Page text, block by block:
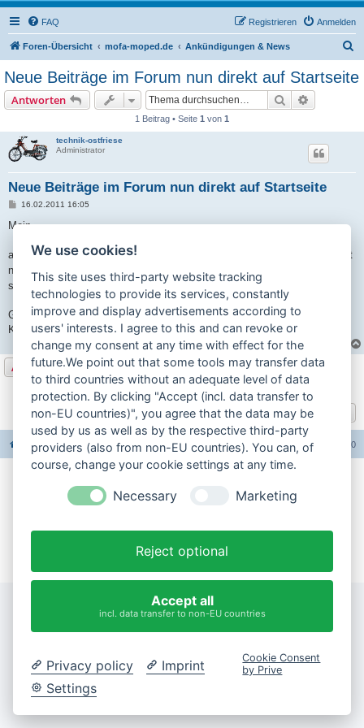
FAQ Anmelden
Registrieren
Foren-Übersicht mofa-moped.de Ankündigungen & News
c
Neue Beiträge im Forum nun direkt auf Startseite
Antworten Suche
1 Beitrag • Seite 1 von 1
technik-ostfriese
Administrator
Neue Beiträge im Forum nun direkt auf Startseite
B
i
16.02.2011 16:05
Moin,
auf der Startseitehttp://technik-ostfriese.com/
können ab jetzt die zuletzt
neu geschriebenen Beiträge im Forum angeschaut werden. So ist man
stets auf einem aktuellen Stand.
Grüße,
Kai
Antworten
1 Beitrag • Seite1von1
Gehe zu
Foren-Übersicht Alle Zeiten sindUTC+02:00
Alle Foren-Cookies löschen
Impressum
Cookie-Einstellungen ändern
We use cookies!
This site uses third-party website tracking
technologies to provide its services, constantly
improve and display advertisements according to
users' interests. I agree to this and can revoke or
change my consent at any time with effect for the
future.We point out that some tools may transfer data
to third countries without an adequate level of data
protection. By clicking "Accept (incl. data transfer to
non-EU countries)", you agree that the data may be
used by us as well as by the respective third-party
providers (also from non-EU countries). You can, of
course, change your cookie settings at any time.
Necessary Marketing
Reject optional
Accept all
incl. data transfer to non-EU countries
Privacy policy
Imprint
Settings
Cookie Consent
by Prive